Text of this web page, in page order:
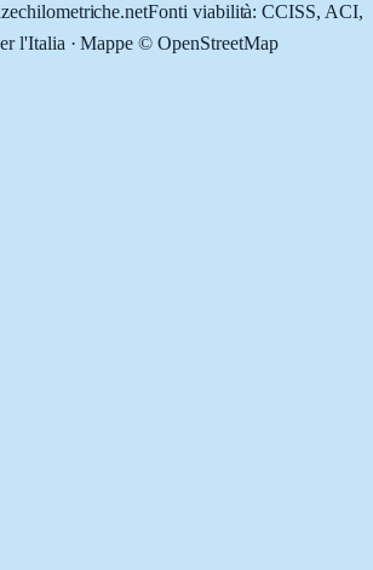
Fonti viabilità: CCISS, ACI,
l'Italia · Mappe © OpenStreetMap